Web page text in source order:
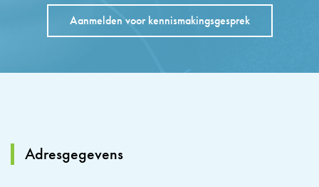
Aanmelden voor kennismakingsgesprek
Adresgegevens